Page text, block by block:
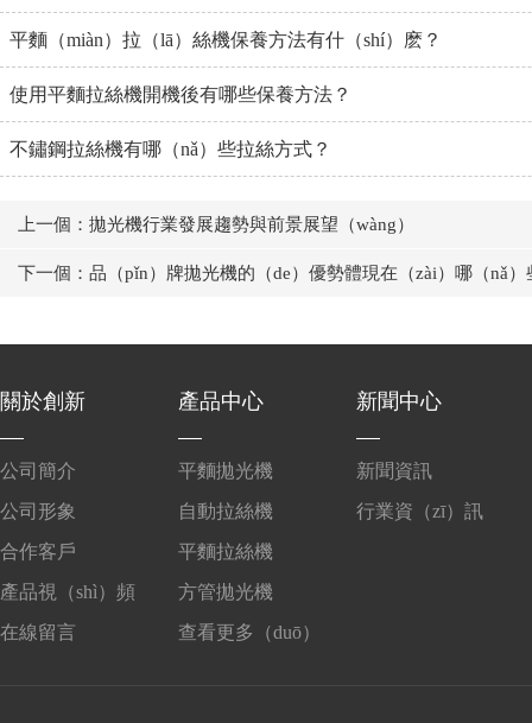
平麵（miàn）拉（lā）絲機保養方法有什（shí）麽？
使用平麵拉絲機開機後有哪些保養方法？
不鏽鋼拉絲機有哪（nǎ）些拉絲方式？
上一個：拋光機行業發展趨勢與前景展望（wàng）
下一個：品（pǐn）牌拋光機的（de）優勢體現在（zài）哪（nǎ）
關於創新
公司簡介
公司形象
合作客戶
產品視（shì）頻
在線留言
產品中心
平麵拋光機
自動拉絲機
平麵拉絲機
方管拋光機
查看更多（duō）
新聞中心
新聞資訊
行業資（zī）訊